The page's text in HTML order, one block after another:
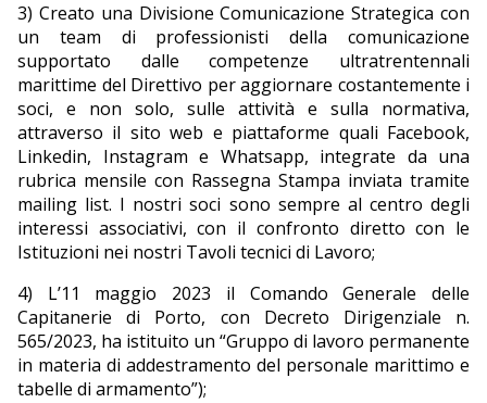
3) Creato una Divisione Comunicazione Strategica con
un team di professionisti della comunicazione
supportato dalle competenze ultratrentennali
marittime del Direttivo per aggiornare costantemente i
soci, e non solo, sulle attività e sulla normativa,
attraverso il sito web e piattaforme quali Facebook,
Linkedin, Instagram e Whatsapp, integrate da una
rubrica mensile con Rassegna Stampa inviata tramite
mailing list. I nostri soci sono sempre al centro degli
interessi associativi, con il confronto diretto con le
Istituzioni nei nostri Tavoli tecnici di Lavoro;
4) L’11 maggio 2023 il Comando Generale delle
Capitanerie di Porto, con Decreto Dirigenziale n.
565/2023, ha istituito un “Gruppo di lavoro permanente
in materia di addestramento del personale marittimo e
tabelle di armamento”);